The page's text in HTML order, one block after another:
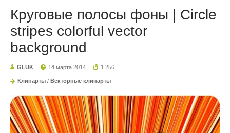
Круговые полосы фоны | Circle
stripes colorful vector
background
GLUK 14 марта 2014 1 256
Клипарты / Векторные клипарты